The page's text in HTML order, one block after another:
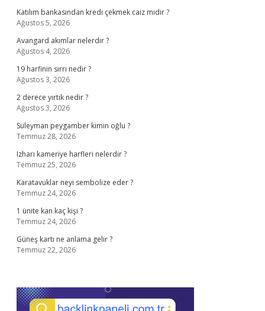
Katılım bankasından kredi çekmek caiz midir ?
Ağustos 5, 2026
Avangard akımlar nelerdir ?
Ağustos 4, 2026
19 harfinin sırrı nedir ?
Ağustos 3, 2026
2 derece yırtık nedir ?
Ağustos 3, 2026
Süleyman peygamber kimin oğlu ?
Temmuz 28, 2026
Izharı kameriye harfleri nelerdir ?
Temmuz 25, 2026
Karatavuklar neyi sembolize eder ?
Temmuz 24, 2026
1 ünite kan kaç kişi ?
Temmuz 24, 2026
Güneş kartı ne anlama gelir ?
Temmuz 22, 2026